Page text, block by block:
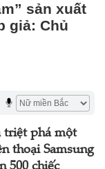
sản xuất
giả: Chủ
triệt phá một
thoại Samsung